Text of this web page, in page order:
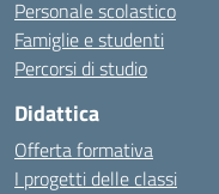
Personale scolastico
Famiglie e studenti
Percorsi di studio
Didattica
Offerta formativa
I progetti delle classi